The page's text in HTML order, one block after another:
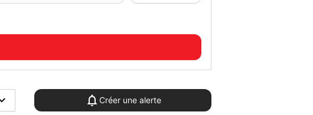
Créer une alerte